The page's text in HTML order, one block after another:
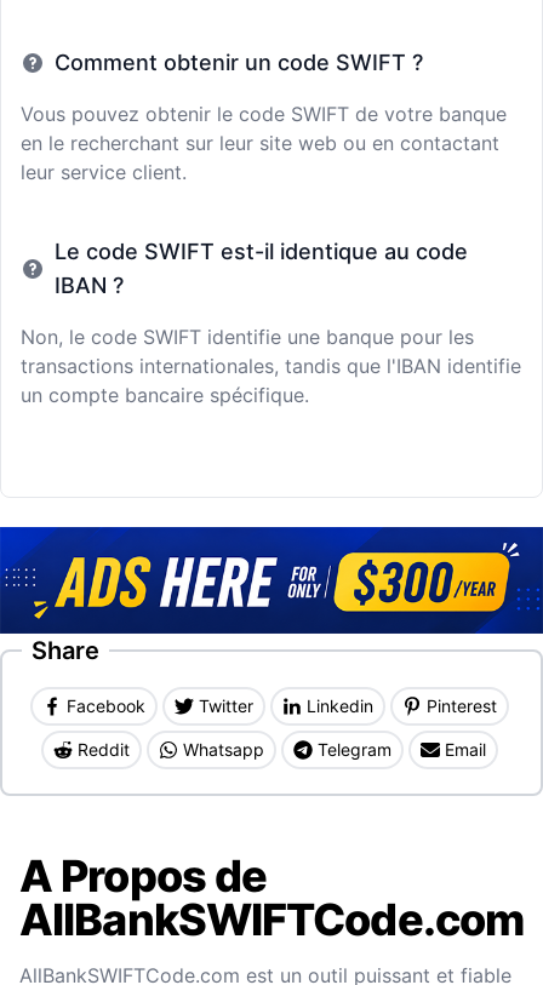
Comment obtenir un code SWIFT ?
Vous pouvez obtenir le code SWIFT de votre banque
en le recherchant sur leur site web ou en contactant
leur service client.
Le code SWIFT est-il identique au code
IBAN ?
Non, le code SWIFT identifie une banque pour les
transactions internationales, tandis que l'IBAN identifie
un compte bancaire spécifique.
Share
Facebook Twitter Linkedin Pinterest
Reddit Whatsapp Telegram Email
A Propos de
AllBankSWIFTCode.com
AllBankSWIFTCode.com est un outil puissant et fiable